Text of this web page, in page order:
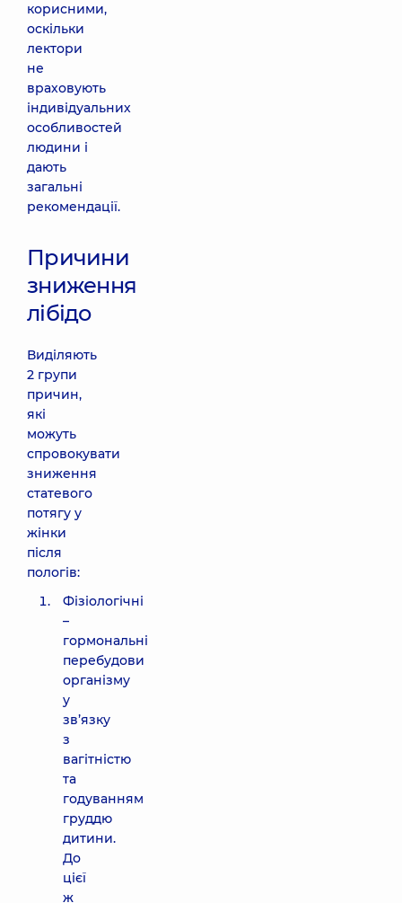
корисними,
оскільки
лектори
не
враховують
індивідуальних
особливостей
людини і
дають
загальні
рекомендації.
Причини
зниження
лібідо
Виділяють
2 групи
причин,
які
можуть
спровокувати
зниження
статевого
потягу у
жінки
після
пологів:
Фізіологічні
–
гормональні
перебудови
організму
у
зв’язку
з
вагітністю
та
годуванням
груддю
дитини.
До
цієї
ж